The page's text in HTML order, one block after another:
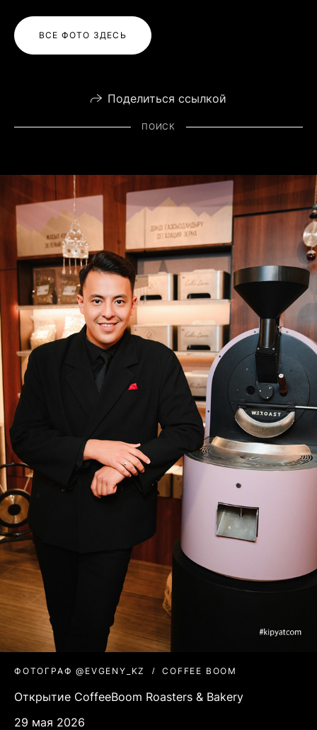
ВСЕ ФОТО ЗДЕСЬ
Поделиться ссылкой
ПОИСК
ФОТОГРАФ @EVGENY_KZ COFFEE BOOM
Открытие CoffeeBoom Roasters & Bakery
29 мая 2026